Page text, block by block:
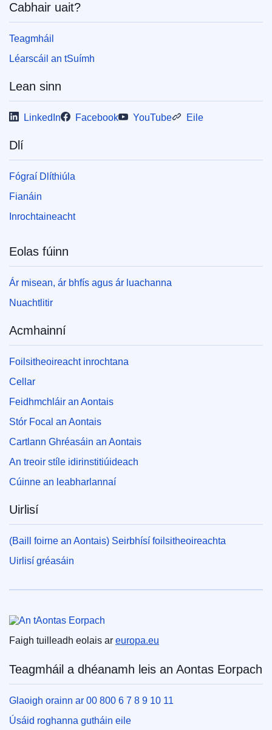
OJ : L_202402631
IMMC : C(2024)6872/3662534
pdfa2a
Taispeáin gach foilseachán sa tsraith seo
Cabhair uait?
Teagmháil
Léarscáil an tSuímh
Lean sinn
LinkedIn Facebook YouTube Eile
Dlí
Fógraí Dlíthiúla
Fianáin
Inrochtaineacht
Eolas fúinn
Ár misean, ár bhfís agus ár luachanna
Nuachtlitir
Acmhainní
Foilsitheoireacht inrochtana
Cellar
Feidhmchláir an Aontais
Stór Focal an Aontais
Cartlann Ghréasáin an Aontais
An treoir stíle idirinstitiúideach
Cúinne an leabharlannaí
Uirlisí
(Baill foirne an Aontais) Seirbhísí foilsitheoireachta
Uirlisí gréasáin
Faigh tuilleadh eolais ar europa.eu
Teagmháil a dhéanamh leis an Aontas Eorpach
Glaoigh orainn ar 00 800 6 7 8 9 10 11
Úsáid roghanna gutháin eile